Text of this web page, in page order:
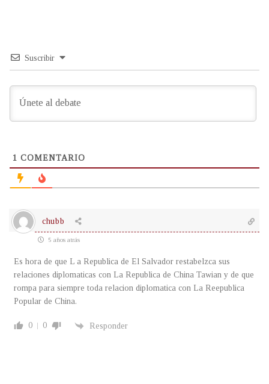
Suscribir
1 COMENTARIO
chubb
5 años atrás
Es hora de que L a Republica de El Salvador restabelzca sus
relaciones diplomaticas con La Republica de China Tawian y de que
rompa para siempre toda relacion diplomatica con La Reepublica
Popular de China.
0 0 Responder